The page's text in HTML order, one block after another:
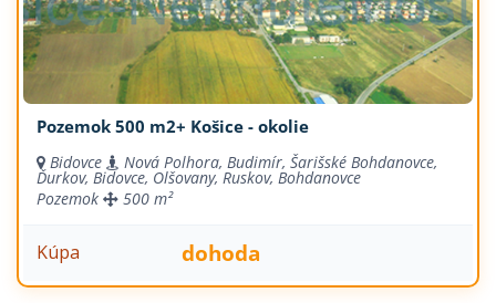
Pozemok 500 m2+ Košice - okolie
Bidovce Nová Polhora, Budimír, Šarišské Bohdanovce,
Ďurkov, Bidovce, Olšovany, Ruskov, Bohdanovce
Pozemok
500 m²
Kúpa dohoda